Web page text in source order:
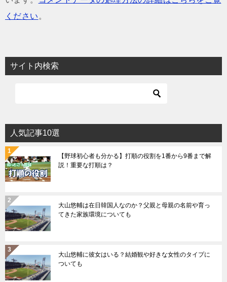
ください 。
サイト内検索
人気記事10選
【野球初心者も分かる】打順の役割を1番から9番まで解
説！重要な打順は？
大山悠輔は在日韓国人なのか？父親と母親の名前や育っ
てきた家族環境についても
大山悠輔に彼女はいる？結婚観や好きな女性のタイプに
ついても